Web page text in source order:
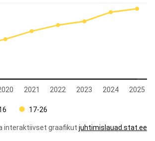
2021 2022 2023 2024 2025
17-26
interaktiivset graafikut juhtimislauad.stat.ee